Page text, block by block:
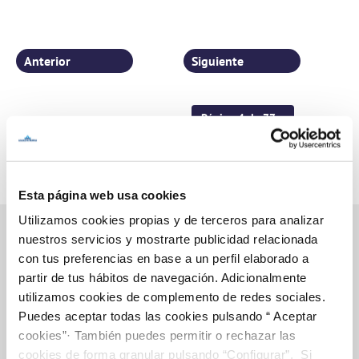
Esta página web usa cookies
Utilizamos cookies propias y de terceros para analizar
nuestros servicios y mostrarte publicidad relacionada
con tus preferencias en base a un perfil elaborado a
partir de tus hábitos de navegación. Adicionalmente
utilizamos cookies de complemento de redes sociales.
Puedes aceptar todas las cookies pulsando “ Aceptar
cookies”· También puedes permitir o rechazar las
cookies de forma granular pulsando “Configurar”. Si
Página 4 de 77
Anterior Siguiente
Inicio
Gestiones Online